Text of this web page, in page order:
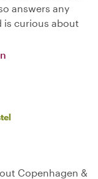
answers any
is curious about
Copenhagen &